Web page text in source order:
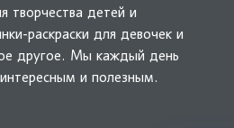
творчества детей и
раскраски для девочек и
другое. Мы каждый день
и полезным.